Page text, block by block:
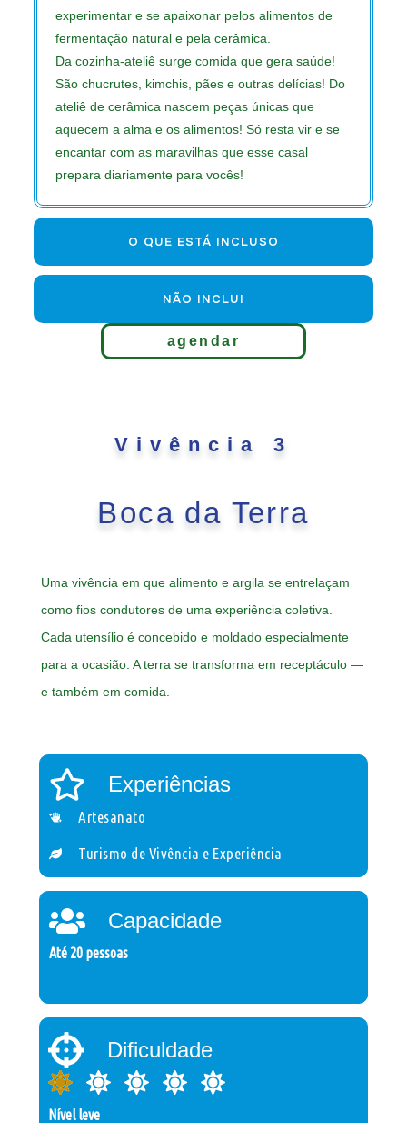
O QUE ESTÁ INCLUSO
NÃO INCLUI
experimentar e se apaixonar pelos alimentos de
fermentação natural e pela cerâmica.
Da cozinha-ateliê surge comida que gera saúde!
São chucrutes, kimchis, pães e outras delícias! Do
ateliê de cerâmica nascem peças únicas que
aquecem a alma e os alimentos! Só resta vir e se
encantar com as maravilhas que esse casal
prepara diariamente para vocês!
agendar
Vivência 3
Boca da Terra
Uma vivência em que alimento e argila se entrelaçam
como fios condutores de uma experiência coletiva.
Cada utensílio é concebido e moldado especialmente
para a ocasião. A terra se transforma em receptáculo —
e também em comida.
Experiências
Artesanato
Turismo de Vivência e Experiência
Capacidade
Até 20 pessoas
Dificuldade
Nível leve